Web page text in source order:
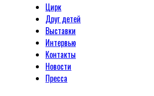
Цирк
Друг детей
Выставки
Интервью
Контакты
Новости
Пресса